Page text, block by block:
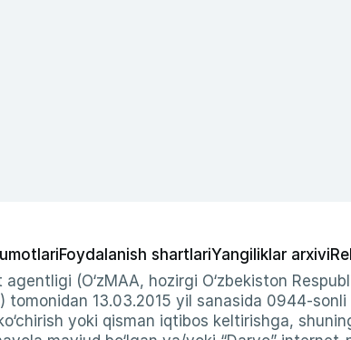
Foydalanish shartlariYangiliklar arxivi
(O‘zMAA, hozirgi O‘zbekiston
13.03.2015 yil sanasida 0944-
yoki qisman iqtibos keltirishga,